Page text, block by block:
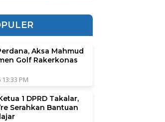
Aksa Mahmud
Golf Rakerkonas
PM
1 DPRD Takalar,
Serahkan Bantuan